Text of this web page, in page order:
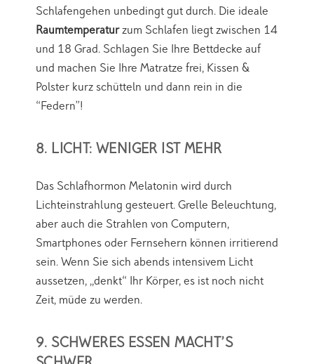
Schlafengehen unbedingt gut durch. Die ideale
Raumtemperaturzum Schlafen liegt zwischen 14
und 18 Grad. Schlagen Sie Ihre Bettdecke auf
und machen Sie Ihre Matratze frei, Kissen &
Polster kurz schütteln und dann rein in die
“Federn”!
8. LICHT: WENIGER IST MEHR
Das Schlafhormon Melatonin wird durch
Lichteinstrahlung gesteuert. Grelle Beleuchtung,
aber auch die Strahlen von Computern,
Smartphones oder Fernsehern können irritierend
sein. Wenn Sie sich abends intensivem Licht
aussetzen, „denkt“ Ihr Körper, es ist noch nicht
Zeit, müde zu werden.
9. SCHWERES ESSEN MACHT’S